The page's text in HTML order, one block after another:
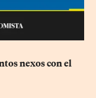
nexos con el